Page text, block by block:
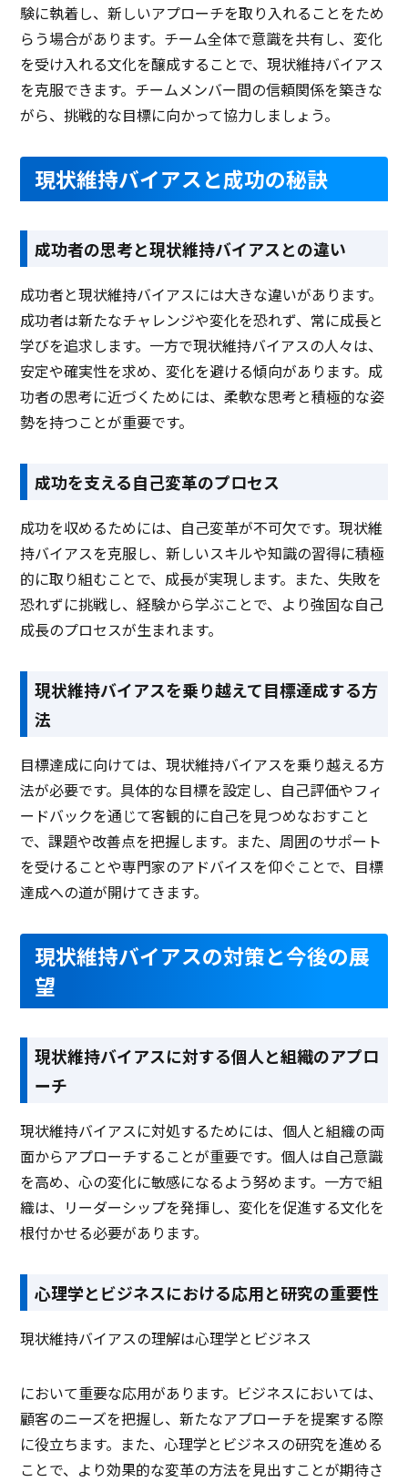
験に執着し、新しいアプローチを取り入れることをため
らう場合があります。チーム全体で意識を共有し、変化
を受け入れる文化を醸成することで、現状維持バイアス
を克服できます。チームメンバー間の信頼関係を築きな
がら、挑戦的な目標に向かって協力しましょう。
現状維持バイアスと成功の秘訣
成功者の思考と現状維持バイアスとの違い
成功者と現状維持バイアスには大きな違いがあります。
成功者は新たなチャレンジや変化を恐れず、常に成長と
学びを追求します。一方で現状維持バイアスの人々は、
安定や確実性を求め、変化を避ける傾向があります。成
功者の思考に近づくためには、柔軟な思考と積極的な姿
勢を持つことが重要です。
成功を支える自己変革のプロセス
成功を収めるためには、自己変革が不可欠です。現状維
持バイアスを克服し、新しいスキルや知識の習得に積極
的に取り組むことで、成長が実現します。また、失敗を
恐れずに挑戦し、経験から学ぶことで、より強固な自己
成長のプロセスが生まれます。
現状維持バイアスを乗り越えて目標達成する方
法
目標達成に向けては、現状維持バイアスを乗り越える方
法が必要です。具体的な目標を設定し、自己評価やフィ
ードバックを通じて客観的に自己を見つめなおすこと
で、課題や改善点を把握します。また、周囲のサポート
を受けることや専門家のアドバイスを仰ぐことで、目標
達成への道が開けてきます。
現状維持バイアスの対策と今後の展
望
現状維持バイアスに対する個人と組織のアプロ
ーチ
現状維持バイアスに対処するためには、個人と組織の両
面からアプローチすることが重要です。個人は自己意識
を高め、心の変化に敏感になるよう努めます。一方で組
織は、リーダーシップを発揮し、変化を促進する文化を
根付かせる必要があります。
心理学とビジネスにおける応用と研究の重要性
現状維持バイアスの理解は心理学とビジネス
において重要な応用があります。ビジネスにおいては、
顧客のニーズを把握し、新たなアプローチを提案する際
に役立ちます。また、心理学とビジネスの研究を進める
ことで、より効果的な変革の方法を見出すことが期待さ